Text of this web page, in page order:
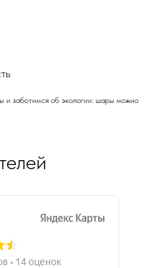
и заботимся об экологии: шары можно